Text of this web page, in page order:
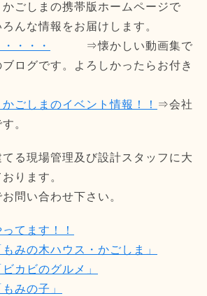
ごしまの携帯版ホームページで
んな情報をお届けします。
・・・
⇒懐かしい動画集で
ログです。よろしかったらお付き
ごしまのイベント情報！！ ⇒会社
。
る現場管理及び設計スタッフに大
ります。
問い合わせ下さい。
てます！！
みの木ハウス・かごしま」
カビのグルメ」
みの子」